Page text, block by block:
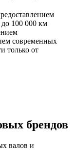
100 000 км
современных
только от
брендов
валов и